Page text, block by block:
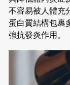
不容易被人體充
蛋白質結構包裹
強抗發炎作用。